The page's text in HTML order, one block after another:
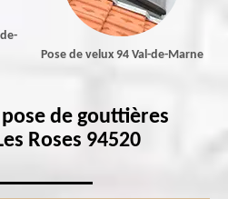
Pose de velux 94 Val-de-Marne
de gouttières
Roses 94520